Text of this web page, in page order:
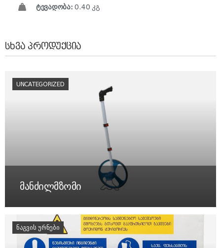
ტევადობა:0.40 კგ
ᲡᲮᲕᲐ ᲞᲠᲝᲓᲣᲥᲪᲘᲐ
მანძილმზომი
UNCATEGORIZED
ᲜᲐᲒᲕᲘᲡ ᲣᲠᲜᲔᲑᲘ